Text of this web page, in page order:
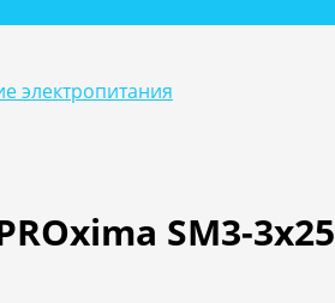
электропитания
SM3-3x25